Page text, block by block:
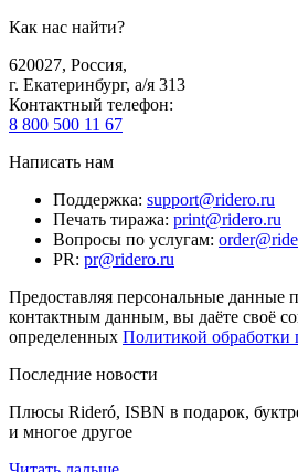
Как нас найти?
620027, Россия,
г. Екатеринбург, а/я 313
Контактный телефон:
8 800 500 11 67
Написать нам
Поддержка: support@ridero.ru
Печать тиража: print@ridero.ru
Вопросы по услугам:
PR: pr@ridero.ru
Предоставляя персональные данные
контактным данным, вы даёте своё
определенных Политикой
Последние новости
Плюсы Rideró, ISBN в подарок,
и многое другое